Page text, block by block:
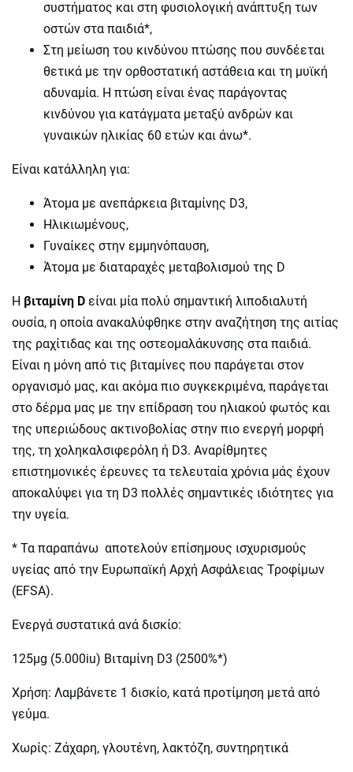
συστήματος και στη φυσιολογική ανάπτυξη των
οστών στα παιδιά*,
Στη μείωση του κινδύνου πτώσης που συνδέεται
θετικά με την ορθοστατική αστάθεια και τη μυϊκή
αδυναμία. Η πτώση είναι ένας παράγοντας
κινδύνου για κατάγματα μεταξύ ανδρών και
γυναικών ηλικίας 60 ετών και άνω*.
Είναι κατάλληλη για:
Άτομα με ανεπάρκεια βιταμίνης D3,
Ηλικιωμένους,
Γυναίκες στην εμμηνόπαυση,
Άτομα με διαταραχές μεταβολισμού της D
Η βιταμίνη D είναι μία πολύ σημαντική λιποδιαλυτή
ουσία, η οποία ανακαλύφθηκε στην αναζήτηση της αιτίας
της ραχίτιδας και της οστεομαλάκυνσης στα παιδιά.
Είναι η μόνη από τις βιταμίνες που παράγεται στον
οργανισμό μας, και ακόμα πιο συγκεκριμένα, παράγεται
στο δέρμα μας με την επίδραση του ηλιακού φωτός και
της υπεριώδους ακτινοβολίας στην πιο ενεργή μορφή
της, τη χοληκαλσιφερόλη ή D3. Αναρίθμητες
επιστημονικές έρευνες τα τελευταία χρόνια μάς έχουν
αποκαλύψει για τη D3 πολλές σημαντικές ιδιότητες για
την υγεία.
* Τα παραπάνω αποτελούν επίσημους ισχυρισμούς
υγείας από την Eυρωπαϊκή Αρχή Ασφάλειας Τροφίμων
(EFSA).
Ενεργά συστατικά ανά δισκίο:
125μg (5.000iu) Βιταμίνη D3 (2500%*)
Χρήση: Λαμβάνετε 1 δισκίο, κατά προτίμηση μετά από
γεύμα.
Χωρίς: Ζάχαρη, γλουτένη, λακτόζη, συντηρητικά